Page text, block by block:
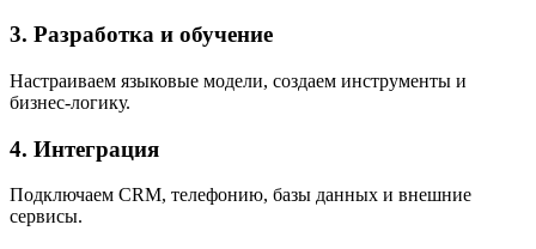
3. Разработка и обучение
Настраиваем языковые модели, создаем инструменты и
бизнес-логику.
4. Интеграция
Подключаем CRM, телефонию, базы данных и внешние
сервисы.